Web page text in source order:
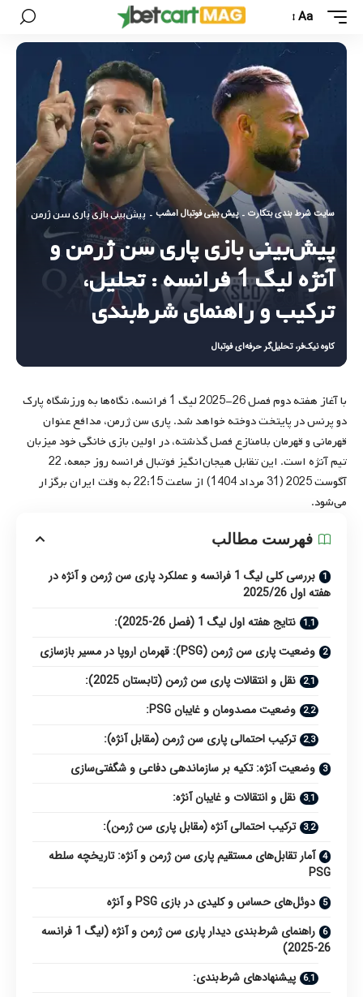
Aa
سایت شرط بندی بتکارت - پیش بینی فوتبال امشب - پیش‌بینی بازی پاری سن ژرمن و آنژه لیگ 1 فرانسه : تحلیل، ترکیب و راهنمای
پیش‌بینی بازی پاری سن ژرمن و
آنژه لیگ 1 فرانسه : تحلیل،
ترکیب و راهنمای شرط‌بندی
کاوه نیک‌فر، تحلیل‌گر حرفه‌ای فوتبال
با آغاز هفته دوم فصل 26-2025 لیگ 1 فرانسه، نگاه‌ها به ورزشگاه پارک
دو پرنس در پایتخت دوخته خواهد شد. پاری سن ژرمن، مدافع عنوان
قهرمانی و قهرمان بلامنازع فصل گذشته، در اولین بازی خانگی خود میزبان
تیم آنژه است. این تقابل هیجان‌انگیز فوتبال فرانسه روز جمعه، 22
آگوست 2025 (31 مرداد 1404) از ساعت 22:15 به وقت ایران برگزار
می‌شود.
فهرست مطالب
بررسی کلی لیگ 1 فرانسه و عملکرد پاری سن ژرمن و آنژه در
هفته اول 2025/26
نتایج هفته اول لیگ 1 (فصل 26-2025):
وضعیت پاری سن ژرمن (PSG): قهرمان اروپا در مسیر بازسازی
نقل و انتقالات پاری سن ژرمن (تابستان 2025):
وضعیت مصدومان و غایبان PSG:
ترکیب احتمالی پاری سن ژرمن (مقابل آنژه):
وضعیت آنژه: تکیه بر سازماندهی دفاعی و شگفتی‌سازی
نقل و انتقالات و غایبان آنژه:
ترکیب احتمالی آنژه (مقابل پاری سن ژرمن):
آمار تقابل‌های مستقیم پاری سن ژرمن و آنژه: تاریخچه سلطه
PSG
دوئل‌های حساس و کلیدی در بازی PSG و آنژه
راهنمای شرط‌بندی دیدار پاری سن ژرمن و آنژه (لیگ 1 فرانسه
26-2025)
پیشنهادهای شرط‌بندی: